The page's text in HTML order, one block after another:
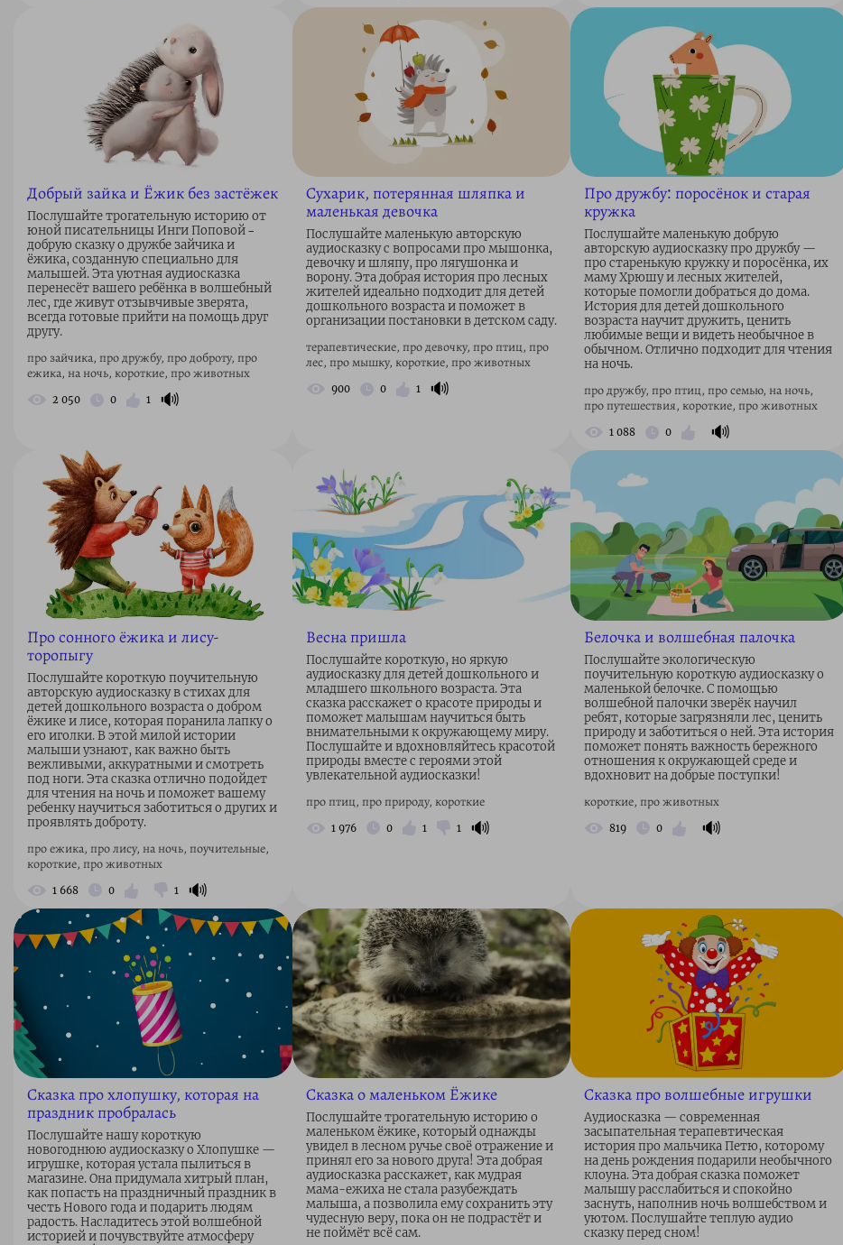
Добрый зайка и Ёжик без застёжек
Послушайте трогательную историю от
юной писательницы Инги Поповой –
добрую сказку о дружбе зайчика и
ёжика, созданную специально для
малышей. Эта уютная аудиосказка
перенесёт вашего ребёнка в волшебный
лес, где живут отзывчивые зверята,
всегда готовые прийти на помощь друг
другу.
про зайчика, про дружбу, про доброту, про
ежика, на ночь, короткие, про животных
2 050 0 1 🔊
Сухарик, потерянная шляпка и
маленькая девочка
Послушайте маленькую авторскую
аудиосказку с вопросами про мышонка,
девочку и шляпу, про лягушонка и
ворону. Эта добрая история про лесных
жителей идеально подходит для детей
дошкольного возраста и поможет в
организации постановки в детском саду.
терапевтические, про девочку, про птиц, про
лес, про мышку, короткие, про животных
900 0 1 🔊
Про дружбу: поросёнок и старая
кружка
Послушайте маленькую добрую
авторскую аудиосказку про дружбу —
про старенькую кружку и поросёнка, их
маму Хрюшу и лесных жителей,
которые помогли добраться до дома.
История для детей дошкольного
возраста научит дружить, ценить
любимые вещи и видеть необычное в
обычном. Отлично подходит для чтения
на ночь.
про дружбу, про птиц, про семью, на ночь,
про путешествия, короткие, про животных
1 088 0 🔊
Про сонного ёжика и лису-
торопыгу
Послушайте короткую поучительную
авторскую аудиосказку в стихах для
детей дошкольного возраста о добром
ёжике и лисе, которая поранила лапку о
его иголки. В этой милой истории
малыши узнают, как важно быть
вежливыми, аккуратными и смотреть
под ноги. Эта сказка отлично подойдет
для чтения на ночь и поможет вашему
ребенку научиться заботиться о других и
проявлять доброту.
про ежика, про лису, на ночь, поучительные,
короткие, про животных
1 668 0 1 🔊
Весна пришла
Послушайте короткую, но яркую
аудиосказку для детей дошкольного и
младшего школьного возраста. Эта
сказка расскажет о красоте природы и
поможет малышам научиться быть
внимательными к окружающему миру.
Послушайте и вдохновляйтесь красотой
природы вместе с героями этой
увлекательной аудиосказки!
про птиц, про природу, короткие
1 976 0 1 1 🔊
Белочка и волшебная палочка
Послушайте экологическую
поучительную короткую аудиосказку о
маленькой белочке. С помощью
волшебной палочки зверёк научил
ребят, которые загрязняли лес, ценить
природу и заботиться о ней. Эта история
поможет понять важность бережного
отношения к окружающей среде и
вдохновит на добрые поступки!
короткие, про животных
819 0 🔊
Сказка про хлопушку, которая на
праздник пробралась
Послушайте нашу короткую
новогоднюю аудиосказку о Хлопушке —
игрушке, которая устала пылиться в
магазине. Она придумала хитрый план,
как попасть на праздничный праздник в
честь Нового года и подарить людям
радость. Насладитесь этой волшебной
историей и почувствуйте атмосферу
Сказка о маленьком Ёжике
Послушайте трогательную историю о
маленьком ёжике, который однажды
увидел в лесном ручье своё отражение и
принял его за нового друга! Эта добрая
аудиосказка расскажет, как мудрая
мама-ежиха не стала разубеждать
малыша, а позволила ему сохранить эту
чудесную веру, пока он не подрастёт и
не поймёт всё сам.
Сказка про волшебные игрушки
Аудиосказка — современная
засыпательная терапевтическая
история про мальчика Петю, которому
на день рождения подарили необычного
клоуна. Эта добрая сказка поможет
малышу расслабиться и спокойно
заснуть, наполнив ночь волшебством и
уютом. Послушайте теплую аудио
сказку перед сном!